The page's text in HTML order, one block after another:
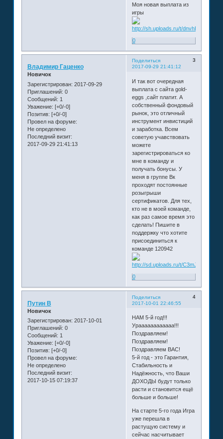
Моя новая выплата из
игры
0
Поделиться
3
2017-09-29 21:41:12
Владимир Гаценко
Новичок
Зарегистрирован: 2017-09-29
Приглашений: 0
Сообщений: 1
Уважение: [+0/-0]
Позитив: [+0/-0]
Провел на форуме:
Не определено
Последний визит:
2017-09-29 21:41:13
И так вот очередная
выплата с сайта gold-
eggs ,сайт платит. А
собственный фондовый
рынок, это отличный
инструмент инвистиций
и заработка. Всем
советую учавствовать
можете
зарегистрироваться ко
мне в команду и
получать бонусы. У
меня в группе Вк
проходят постоянные
розыгрыши
сертификатов. Для тех,
кто не в моей команде,
как раз самое время это
сделать! Пишите в
поддержку что хотите
присоединиться к
команде 120942
0
Поделиться
4
2017-10-01 22:46:55
Путин В
Новичок
Зарегистрирован: 2017-10-01
Приглашений: 0
Сообщений: 1
Уважение: [+0/-0]
Позитив: [+0/-0]
Провел на форуме:
Не определено
Последний визит:
2017-10-15 07:19:37
НАМ 5-й год!!!
Ураааааааааааа!!!
Поздравляем!
Поздравляем!
Поздравляем ВАС!
5-й год - это Гарантия,
Стабильность и
Надёжность, что Ваши
ДОХОДЫ будут только
расти и становится ещё
больше и больше!
На старте 5-го года Игра
уже перешла в
растущую систему и
сейчас насчитывает